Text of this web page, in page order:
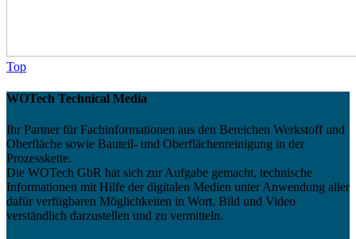
Top
WOTech Technical Media
Ihr Partner für Fachinformationen aus den Bereichen Werkstoff und
Oberfläche sowie Bauteil- und Oberflächenreinigung in der
Prozesskette.
Die WOTech GbR hat sich zur Aufgabe gemacht, technische
Informationen mit Hilfe der digitalen Medien unter Anwendung aller
dafür verfügbaren Möglichkeiten in Wort, Bild und Video
verständlich darzustellen und zu vermitteln.